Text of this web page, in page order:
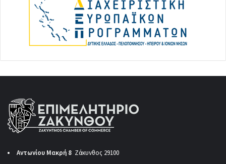
Αντωνίου Μακρή 8 Ζάκυνθος 29100